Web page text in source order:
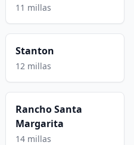
11 millas
Stanton
12 millas
Rancho Santa
Margarita
14 millas